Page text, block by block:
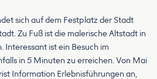
sich auf dem Festplatz der Stadt
Zu Fuß ist die malerische Altstadt in
Interessant ist ein Besuch im
in 5 Minuten zu erreichen. Von Mai
Information Erlebnisführungen an,